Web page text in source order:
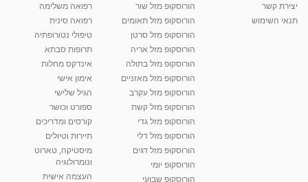
מאת vod-galit 10 שנים
10:17
קרין גורן - העוגה המתגלצ’ת ללא קמח
38.5k צפיות
01:37
יוסי שר - מתמחה בשיטת אלכסנדר וטאי צ'י
2,738 צפיות
01:46
רנה רז-גילו -טיפול אנרגטי ויעוץ רוחני - נומרולוגית
2,314 צפיות
יצירת קשר
תנאי השימוש
הורוסקופ מזל שור
הורוסקופ מזל תאומים
הורוסקופ מזל סרטן
הורוסקופ מזל אריה
הורוסקופ מזל בתולה
הורוסקופ מזל מאזניים
הורוסקופ מזל עקרב
הורוסקופ מזל קשת
הורוסקופ מזל גדי
הורוסקופ מזל דלי
הורוסקופ מזל דגים
הורוסקופ יומי
הורוסקופ שבועי
רפואה משלימה
רפואה סינית
טיפולי נטורופתיה
תרופות סבתא
אינדקס מחלות
אימון אישי
הגיל שלישי
ספורט וכושר
קורסים ומדריכים
תיירות וטיולים
מיסטיקה, טארוט
ונומרולוגיה
העצמה אישית